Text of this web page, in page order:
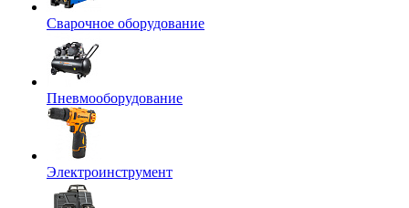
Сварочное оборудование
Пневмооборудование
Электроинструмент